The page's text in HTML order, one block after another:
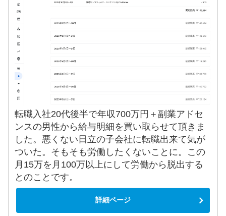
転職入社20代後半で年収700万円＋副業アドセ
ンスの男性から給与明細を買い取らせて頂きま
した。悪くない日立の子会社に転職出来て気が
ついた。そもそも労働したくないことに。この
月15万を月100万以上にして労働から脱出する
とのことです。
詳細ページ